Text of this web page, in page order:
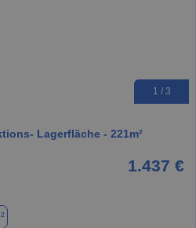
1 / 3
Lagerfläche - 221m²
1.437 €